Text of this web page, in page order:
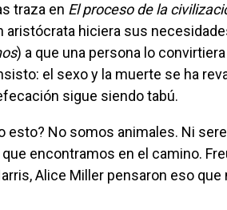
traza en El proceso de la
aristócrata hiciera sus
) a que una persona lo
el sexo y la muerte se ha
sigue siendo tabú.
encontramos en el camino.
Alice Miller pensaron eso